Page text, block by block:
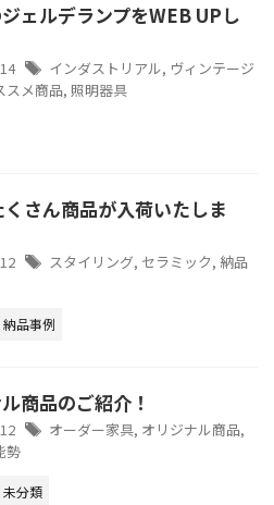
ェルデランプをWEB UPし
インダストリアル, ヴィンテージ
スメ商品, 照明器具
さん商品が入荷いたしま
スタイリング, セラミック, 納品
納品事例
商品のご紹介！
オーダー家具, オリジナル商品,
勢
未分類